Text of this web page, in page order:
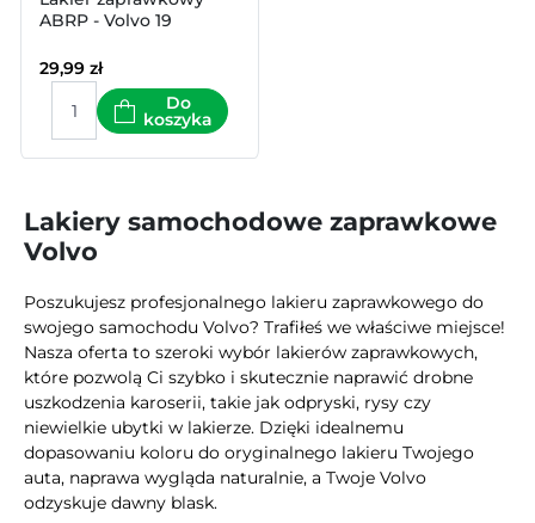
ABRP - Volvo 19
29,99 zł
Do
koszyka
Lakiery samochodowe zaprawkowe
Volvo
Poszukujesz profesjonalnego lakieru zaprawkowego do
swojego samochodu Volvo? Trafiłeś we właściwe miejsce!
Nasza oferta to szeroki wybór lakierów zaprawkowych,
które pozwolą Ci szybko i skutecznie naprawić drobne
uszkodzenia karoserii, takie jak odpryski, rysy czy
niewielkie ubytki w lakierze. Dzięki idealnemu
dopasowaniu koloru do oryginalnego lakieru Twojego
auta, naprawa wygląda naturalnie, a Twoje Volvo
odzyskuje dawny blask.